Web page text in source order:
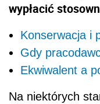
wypłacić
Konserwacja i
Gdy
Ekwiwalent a
Na niektórych